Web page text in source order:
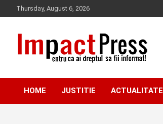
to
Thursday, August 6, 2026
IMPACTPRESS
HOME JUSTITIE ACTUALITATE